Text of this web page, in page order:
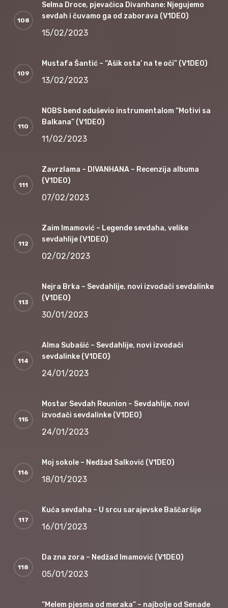
Selma Droce, pjevačica Divanhane: Njegujemo
sevdah i čuvamo ga od zaborava (V1DEO)
15/02/2023
Mustafa Šantić – “Ašik osta’ na te oči” (V1DEO)
13/02/2023
NOBS bend oduševio instrumentalom “Motivi sa
Balkana” (V1DEO)
11/02/2023
Zavrzlama – DIVANHANA – Recenzija albuma
(V1DEO)
07/02/2023
Zaim Imamović – Legende sevdaha, velike
sevdahlije (V1DEO)
02/02/2023
Nejra Brka – Sevdahlije, novi izvođači sevdalinke
(V1DEO)
30/01/2023
Alma Subašić – Sevdahlije, novi izvođači
sevdalinke (V1DEO)
24/01/2023
Mostar Sevdah Reunion – Sevdahlije, novi
izvođači sevdalinke (V1DEO)
24/01/2023
Moj sokole – Nedžad Salković (V1DEO)
18/01/2023
Kuća sevdaha – U srcu sarajevske Baščaršije
16/01/2023
Da zna zora – Nedžad Imamović (V1DEO)
05/01/2023
“Melem pjesma od meraka” – najbolje od Senade